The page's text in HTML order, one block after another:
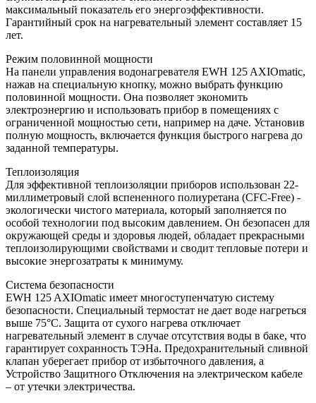
максимальный показатель его энергоэффективности.
Гарантийный срок на нагревательный элемент составляет 15
лет.
Режим половинной мощности
На панели управления водонагревателя EWH 125 AXIOmatic,
нажав на специальную кнопку, можно выбрать функцию
половинной мощности. Она позволяет экономить
электроэнергию и использовать прибор в помещениях с
ограниченной мощностью сети, например на даче. Установив
полную мощность, включается функция быстрого нагрева до
заданной температуры.
Теплоизоляция
Для эффективной теплоизоляции приборов использован 22-
миллиметровый слой вспененного полиуретана (CFC-Free) -
экологически чистого материала, который заполняется по
особой технологии под высоким давлением. Он безопасен для
окружающей среды и здоровья людей, обладает прекрасными
теплоизолирующими свойствами и сводит тепловые потери и
высокие энергозатраты к минимуму.
Система безопасности
EWH 125 AXIOmatic имеет многоступенчатую систему
безопасности. Специальный термостат не дает воде нагреться
выше 75°C. Защита от сухого нагрева отключает
нагревательный элемент в случае отсутствия воды в баке, что
гарантирует сохранность ТЭНа. Предохранительный сливной
клапан уберегает прибор от избыточного давления, а
Устройство Защитного Отключения на электрическом кабеле
– от утечки электричества.